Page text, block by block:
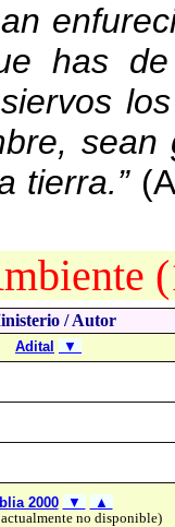
has
tierra.”
/ Autor
Adital ▼
2000 ▼
▲
no disponible)